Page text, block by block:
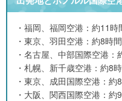
・福岡、福岡空港：約11時
・東京、羽田空港：約8時
・名古屋、中部国際空港：
・札幌、新千歳空港：約8
・東京、成田国際空港：約
・大阪、関西国際空港：約